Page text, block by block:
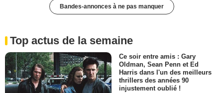
Bandes-annonces à ne pas manquer
Top actus de la semaine
Ce soir entre amis : Gary
Oldman, Sean Penn et Ed
Harris dans l'un des meilleurs
thrillers des années 90
injustement oublié !